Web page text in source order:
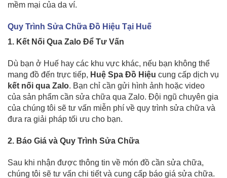
mềm mại của da ví.
Quy Trình Sửa Chữa Đồ Hiệu Tại Huế
1. Kết Nối Qua Zalo Để Tư Vấn
Dù bạn ở Huế hay các khu vực khác, nếu bạn không thể
mang đồ đến trực tiếp, Huệ Spa Đồ Hiệu cung cấp dịch vụ
kết nối qua Zalo. Bạn chỉ cần gửi hình ảnh hoặc video
của sản phẩm cần sửa chữa qua Zalo. Đội ngũ chuyên gia
của chúng tôi sẽ tư vấn miễn phí về quy trình sửa chữa và
đưa ra giải pháp tối ưu cho bạn.
2. Báo Giá và Quy Trình Sửa Chữa
Sau khi nhận được thông tin về món đồ cần sửa chữa,
chúng tôi sẽ tư vấn chi tiết và cung cấp báo giá sửa chữa.